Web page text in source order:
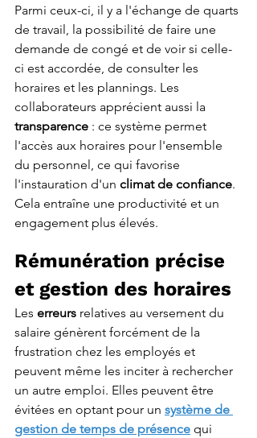
Parmi ceux-ci, il y a l'échange de quarts
de travail, la possibilité de faire une
demande de congé et de voir si celle-
ci est accordée, de consulter les
horaires et les plannings. Les
collaborateurs apprécient aussi la
transparence : ce système permet
l'accès aux horaires pour l'ensemble
du personnel, ce qui favorise
l'instauration d'un climat de confiance.
Cela entraîne une productivité et un
engagement plus élevés.
Rémunération précise
et gestion des horaires
Les erreurs relatives au versement du
salaire génèrent forcément de la
frustration chez les employés et
peuvent même les inciter à rechercher
un autre emploi. Elles peuvent être
évitées en optant pour un système de
gestion de temps de présence qui